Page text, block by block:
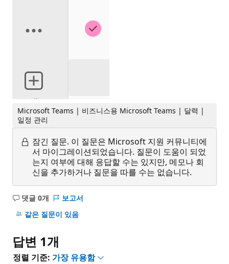
Microsoft Teams | 비즈니스용 Microsoft Teams | 달력 |
일정 관리
잠긴 질문. 이 질문은 Microsoft 지원 커뮤니티에
서 마이그레이션되었습니다. 질문이 도움이 되었
는지 여부에 대해 응답할 수는 있지만, 메모나 회
신을 추가하거나 질문을 따를 수는 없습니다.
댓글 0개
설
명
음
보고서
같은 질문이 있음
답변 1개
정렬 기준: 가장 유용함